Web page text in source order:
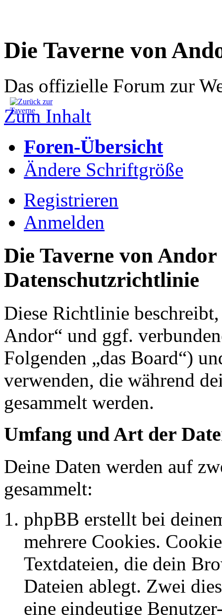
Die Taverne von
Das offizielle Forum zur
Zum Inhalt
Foren-Übersicht
Ändere Schriftgröße
Registrieren
Anmelden
Die Taverne von Andor
Datenschutzrichtlinie
Diese Richtlinie
Andor“ und ggf.
Folgenden „das Board“)
verwenden, die während
gesammelt werden.
Umfang und Art der
Deine Daten werden auf
gesammelt:
phpBB erstellt bei
mehrere Cookies.
Textdateien, die dein
Dateien ablegt. Zwei
eine eindeutige